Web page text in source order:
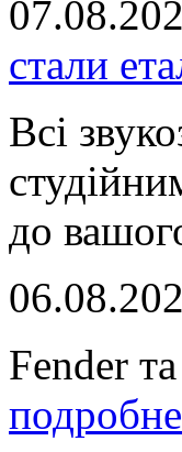
стали
Всі
до
Fender